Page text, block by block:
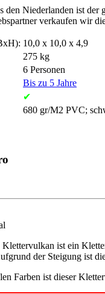
den Niederlanden ist
verkaufen wir
10,0 x 10,0 x 4,9
275 kg
6 Personen
Bis zu 5 Jahre
✔
680 gr/M2 PVC;
ist ein
der Steigung ist
Farben ist dieser